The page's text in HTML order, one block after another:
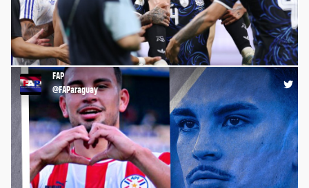
RT @FIFProAmerica: 🌎 Sudamérica en lo más alto, ¡otra vez! 🔗
https://t.co/qwmAr8PQwr @FIFPRO @CONMEBOL
https://t.co/bo9bXCzGwf
00:01 16-07-26
FAP
@FAParaguay